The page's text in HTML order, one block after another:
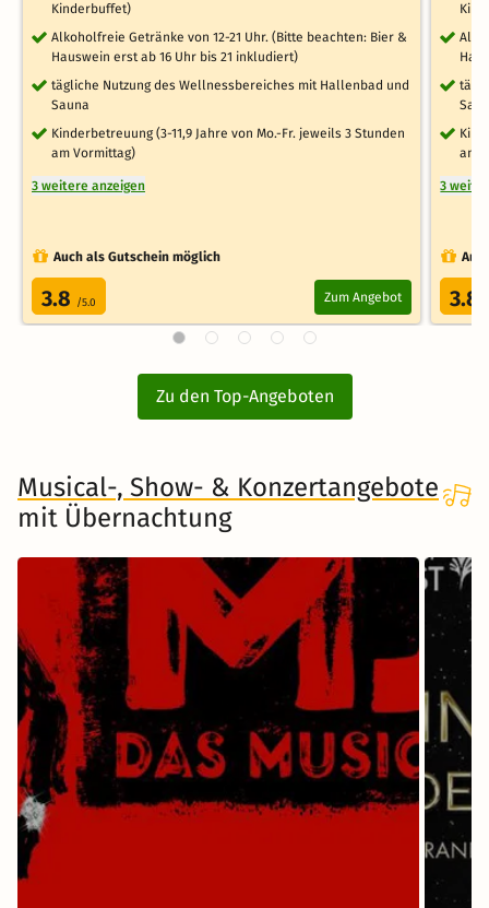
Kinderbuffet)
Alkoholfreie Getränke von 12-21 Uhr. (Bitte beachten: Bier &
Hauswein erst ab 16 Uhr bis 21 inkludiert)
tägliche Nutzung des Wellnessbereiches mit Hallenbad und
Sauna
Kinderbetreuung (3-11,9 Jahre von Mo.-Fr. jeweils 3 Stunden
am Vormittag)
3 weitere anzeigen
Auch als Gutschein möglich
3.8 /5.0 Zum Angebot
am
3
3.8
Zu den Top-Angeboten
Musical-, Show- & Konzertangebote
mit Übernachtung